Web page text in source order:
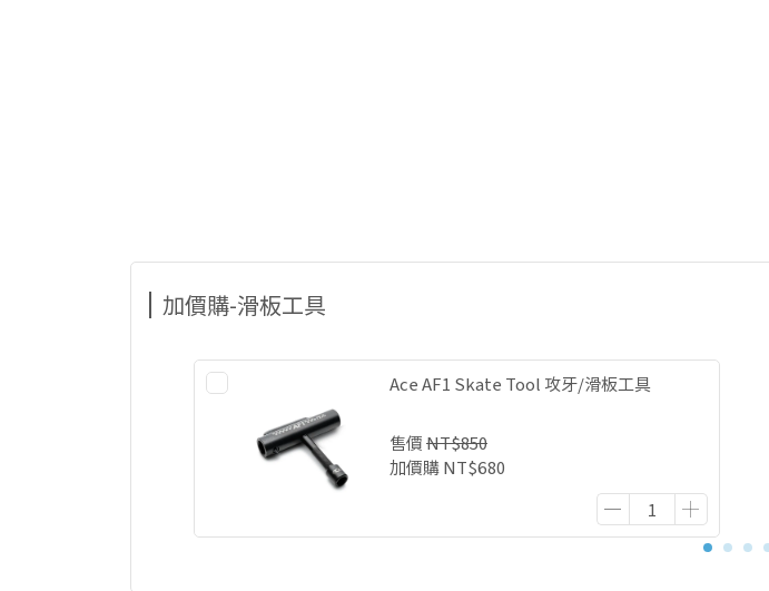
加價購-滑板工具
Ace AF1 Skate Tool 攻牙/滑板工具
售價NT$850
加價購NT$680